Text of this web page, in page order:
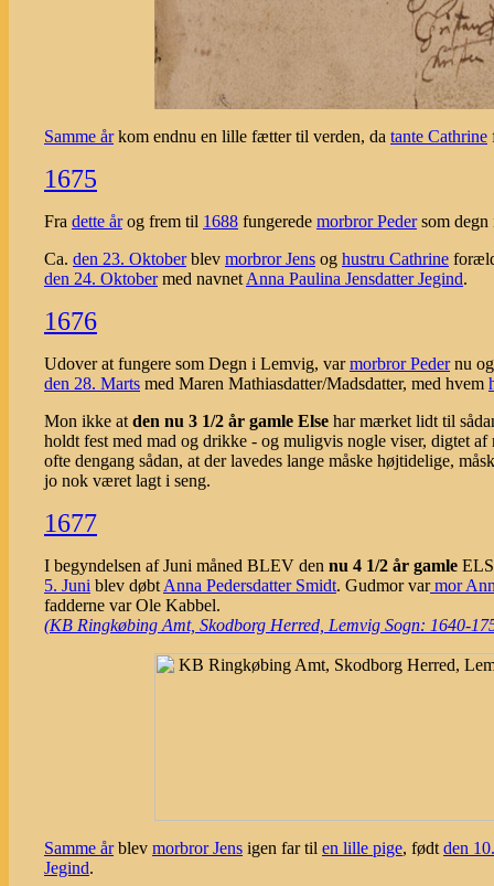
Samme årkom endnu en lille fætter til verden, da tante Cathrine
1675
Fra dette årog frem til 1688 fungerede morbror Pedersom degn
Ca. den 23. Oktoberblev morbror Jens og hustru Cathrine
den 24. Oktobermed navnet Anna Paulina Jensdatter Jegind.
1676
Udover at fungere som Degn i Lemvig, varmorbror Pedernu
den 28. Marts med Maren Mathiasdatter/Madsdatter, med hvem
Mon ikke at den nu 3 1/2 år gamle Else har mærket lidt til
holdt fest med mad og drikke - og muligvis nogle viser, digtet
ofte dengang sådan, at der lavedes lange måske højtidelige,
jo nok været lagt i seng.
1677
I begyndelsen af Juni måned BLEV den nu 4 1/2 år gamle
5. Juni blev døbt Anna Pedersdatter Smidt. Gudmor varmor
fadderne var Ole Kabbel.
(KB Ringkøbing Amt, Skodborg Herred, Lemvig Sogn: 1640-
Samme årblev morbror Jens igen far til en lille pige, født den
Jegind.